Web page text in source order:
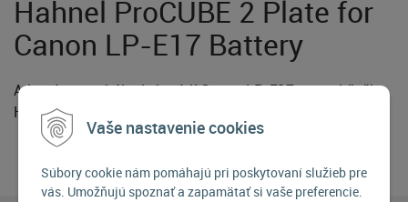
Vaše nastavenie cookies
Súbory cookie nám pomáhajú pri poskytovaní služieb pre
vás. Umožňujú spoznať a zapamätať si vaše preferencie.
Hahnel ProCUBE 2 Plate for
Canon LP-E17 Battery
Adaptér na nabájanie batérií Canon LP-E17 pre nabíjačky
Hahnel ProCube.